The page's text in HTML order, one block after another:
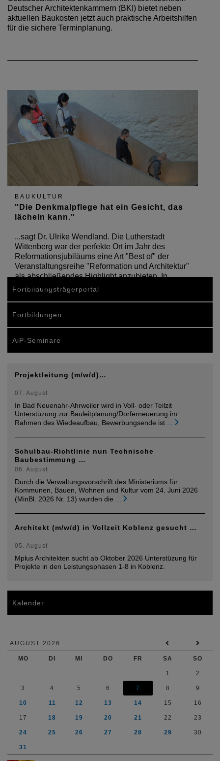
Deutscher Architektenkammern (BKI) bietet neben
aktuellen Baukosten jetzt auch praktische Arbeitshilfen
für die sichere Terminplanung.
BAUKULTUR
"Die Denkmalpflege hat ein Gesicht, das
lächeln kann."
...sagt Dr. Ulrike Wendland. Die Lutherstadt
Wittenberg war der perfekte Ort im Jahr des
Reformationsjubiläums eine Art "Best of" der
Veranstaltungsreihe "Reformation und Architektur"
als abschließendes Highlight anzubieten. In
Kooperation mit der…
Fortbildungsträgerportal
Fortbildungen
AiP-Seminare
Projektleitung (m/w/d)…
07. August
In Bad Neuenahr-Ahrweiler wird in Voll- oder Teilzit
Unterstüzung zur Bauleitplanung/Dorferneuerung im
Rahmen des Wiedeaufbau, Bewerbungsende ist
Schulbau-Richtlinie nun Technische
Baubestimmung …
06. August
Durch die Verwaltungsvorschrift des Ministeriums für
Kommunen, Bauen, Wohnen und Kultur vom 24. Juni 2026
(MinBl. 2026 Nr. 13) wurden die
Architekt (m/w/d) in Vollzeit Koblenz gesucht …
05. August
Mplus Architekten sucht ab Oktober 2026 Unterstüzung für
Projekte in den Leistungsphasen 1-8 in Koblenz.
Kalender
AUGUST 2026
MO DI MI DO FR SA SO
1 2
3 4 5 6 7 8 9
10 11 12 13 14 15 16
17 18 19 20 21 22 23
24 25 26 27 28 29 30
31